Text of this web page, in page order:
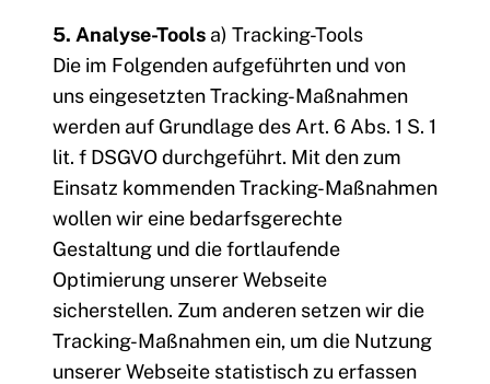
5. Analyse-Tools a) Tracking-Tools
Die im Folgenden aufgeführten und von
uns eingesetzten Tracking-Maßnahmen
werden auf Grundlage des Art. 6 Abs. 1 S. 1
lit. f DSGVO durchgeführt. Mit den zum
Einsatz kommenden Tracking-Maßnahmen
wollen wir eine bedarfsgerechte
Gestaltung und die fortlaufende
Optimierung unserer Webseite
sicherstellen. Zum anderen setzen wir die
Tracking-Maßnahmen ein, um die Nutzung
unserer Webseite statistisch zu erfassen